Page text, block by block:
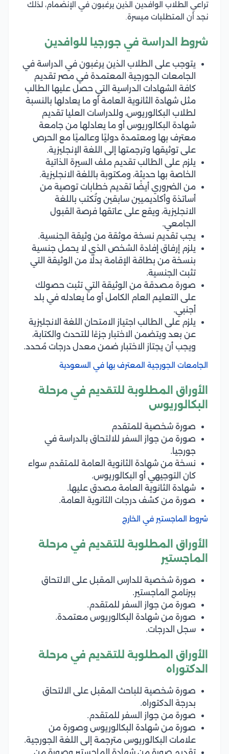
تراعي الطلاب الوافدين الذين يرغبون في الإنضمام، لذلك
نجد أن المتطلبات ميسرة.
شروط الدراسة في جورجيا للوافدين
يتوجب على الطلاب الذين يرغبون في الدراسة في
الجامعات الجورجية المعتمدة في مصر تقديم
كافة الشهادات الدراسية التي حصل عليها الطالب
مثل شهادة الثانوية العامة أو ما يعادلها بالنسبة
لطلاب البكالوريوس، وللدراسات العليا تقديم
شهادة البكالوريوس أو ما يعادلها من جامعة
معترف بها ومعتمدة دوليًا وعالميًا مع الحرص
على توثيقها وترجمتها إلى اللغة الإنجليزية.
يلزم على الطالب تقديم ملف السيرة الذاتية
الخاصة بها حديثة، ومكتوبة باللغة الانجليزية.
من الضروري أيضًا تقديم خطابات توصية من
أساتذة وأكاديميين سابقين وتُكتب باللغة
الانجليزية، ويقع على عاتقها فرصة القبول
الجامعي.
يجب تقديم نسخة موثقة من وثيقة الجنسية.
يلزم إرفاق إفادة الشخص الذي لا يحمل جنسية
بنسخة من بطاقة الإقامة بدلًا من الوثيقة التي
تثبت الجنسية.
صورة مصدقة من الوثيقة التي تثبت حصولك
على التعليم العام الكامل أو ما يعادله في بلد
أجنبي.
يلزم على الطالب اجتياز الامتحان اللغة الانجليزية
عن بعد ويتضمن الاختبار جزءًا للتحدث والكتابة،
ويجب أن يجتاز الاختبار ضمن معدل درجات مُحدد.
الجامعات الجورجية المعترف بها في السعودية
الأوراق المطلوبة للتقديم في مرحلة
البكالوريوس
صورة شخصية للمتقدم
صورة من جواز السفر للالتحاق بالدراسة في
جورجيا.
نسخة من شهادة الثانوية العامة للمتقدم سواء
كان التوجيهي أو البكالوريوس.
شهادة الثانوية العامة مصدق عليها.
صورة من كشف درجات الثانوية العامة.
شروط الماجستير في الخارج
الأوراق المطلوبة للتقديم في مرحلة
الماجستير
صورة شخصية للدارس المقبل على الالتحاق
ببرنامج الماجستير.
صورة من جواز السفر للمتقدم.
صورة من شهادة البكالوريوس معتمدة.
سجل الدرجات.
الأوراق المطلوبة للتقديم في مرحلة
الدكتوراه
صورة شخصية للباحث المقبل على الالتحاق
بدرجة الدكتوراه.
صورة من جواز السفر للمتقدم.
صورة من شهادة البكالوريوس وصورة من
علامات البكالوريوس مترجمة إلى اللغة الجورجية.
تقديم صورة من شهادة الماجستير وصورة من